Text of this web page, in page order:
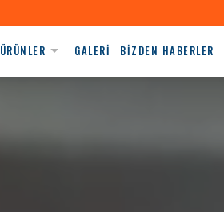
ÜRÜNLER GALERİ BİZDEN HABERLER